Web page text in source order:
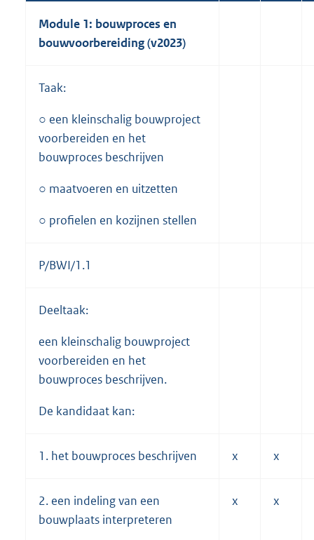
Module 1: bouwproces en
bouwvoorbereiding (v2023)
Taak:
○ een kleinschalig bouwproject
voorbereiden en het
bouwproces beschrijven
○ maatvoeren en uitzetten
○ profielen en kozijnen stellen
P/BWI/1.1
Deeltaak:
een kleinschalig bouwproject
voorbereiden en het
bouwproces beschrijven.
De kandidaat kan:
1. het bouwproces beschrijven x x
2. een indeling van een
bouwplaats interpreteren
x x